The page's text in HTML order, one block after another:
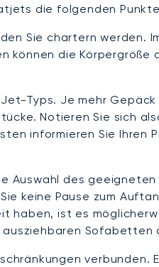
die folgenden
Sie chartern werden.
die Körpergröße
Typs. Je mehr
Notieren Sie sich
informieren Sie Ihren
des
keine Pause zum
haben, ist es
ausziehbaren
verbunden.